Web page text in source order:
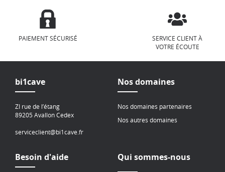
PAIEMENT SÉCURISÉ
SERVICE CLIENT À
VOTRE ÉCOUTE
bi1cave
ZI rue de l’étang
89205 Avallon Cedex
serviceclient@bi1cave.fr
Nos domaines
Nos domaines partenaires
Nos autres domaines
Besoin d'aide Qui sommes-nous